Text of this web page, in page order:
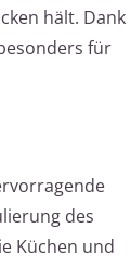
hält. Dank
für
des
Küchen und